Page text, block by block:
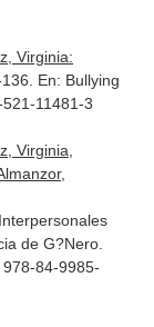
Virginia:
En: Bullying
11481-3
Virginia,
de G?Nero.
978-84-9985-